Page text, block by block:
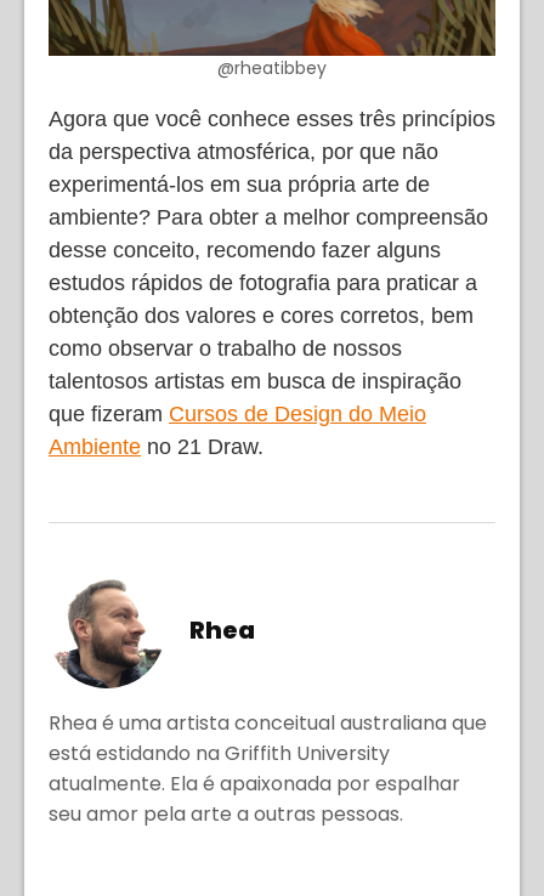
@rheatibbey
Agora que você conhece esses três princípios
da perspectiva atmosférica, por que não
experimentá-los em sua própria arte de
ambiente? Para obter a melhor compreensão
desse conceito, recomendo fazer alguns
estudos rápidos de fotografia para praticar a
obtenção dos valores e cores corretos, bem
como observar o trabalho de nossos
talentosos artistas em busca de inspiração
que fizeram Cursos de Design do Meio
Ambiente no 21 Draw.
Rhea
Rhea é uma artista conceitual australiana que
está estidando na Griffith University
atualmente. Ela é apaixonada por espalhar
seu amor pela arte a outras pessoas.